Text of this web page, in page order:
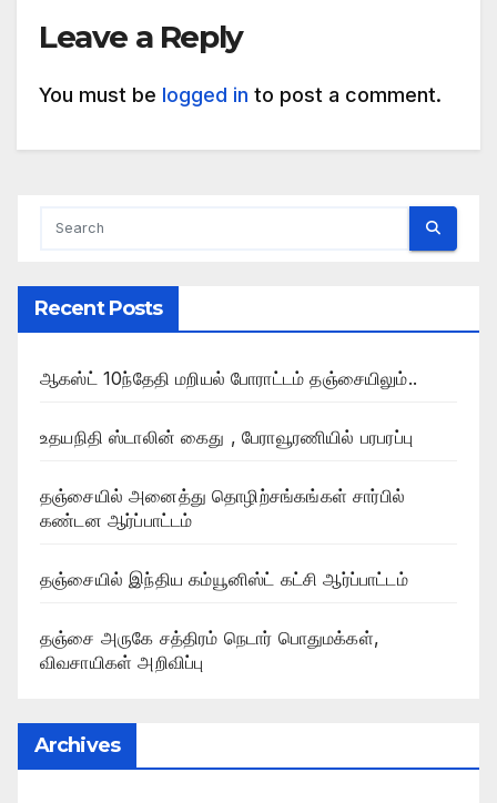
Leave a Reply
You must be logged in to post a comment.
Recent Posts
ஆகஸ்ட் 10ந்தேதி மறியல் போராட்டம் தஞ்சையிலும்..
உதயநிதி ஸ்டாலின் கைது , பேராவூரணியில் பரபரப்பு
தஞ்சையில் அனைத்து தொழிற்சங்கங்கள் சார்பில்
கண்டன ஆர்ப்பாட்டம்
தஞ்சையில் இந்திய கம்யூனிஸ்ட் கட்சி ஆர்ப்பாட்டம்
தஞ்சை அருகே சத்திரம் நெடார் பொதுமக்கள்,
விவசாயிகள் அறிவிப்பு
Archives